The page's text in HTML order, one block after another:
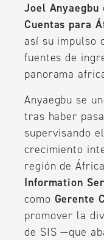
Joel Anyaegbu
Cuentas para
así su impulso
fuentes de
panorama
Anyaegbu se
tras haber
supervisando
crecimiento
región de
Information
como Gerente
promover la
de SIS —que